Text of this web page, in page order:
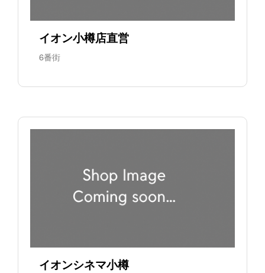
イオン小樽店直営
6番街
イオンシネマ小樽